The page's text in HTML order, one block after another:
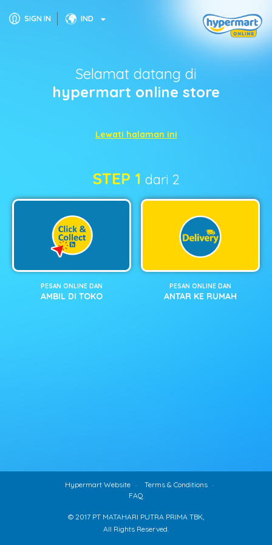
SIGN IN IND
Selamat datang di
hypermart online store
Lewati halaman ini
STEP 1 dari 2
PESAN ONLINE DAN
AMBIL DI TOKO
PESAN ONLINE DAN
ANTAR KE RUMAH
Hypermart Website
Terms & Conditions
FAQ
© 2017 PT MATAHARI PUTRA PRIMA TBK,
All Rights Reserved.